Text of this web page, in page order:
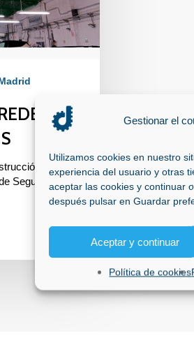
Gestionar el
Utilizamos cookies en nuestro
experiencia del usuario y otras
aceptar las cookies y continuar
después pulsar en Guardar
Aceptar y continuar
Política de cookies
DE
e
Seguridad